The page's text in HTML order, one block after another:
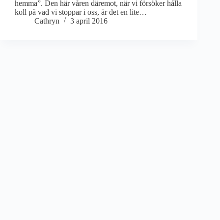
hemma”. Den här våren däremot, när vi försöker hålla
koll på vad vi stoppar i oss, är det en lite…
Cathryn
3 april 2016